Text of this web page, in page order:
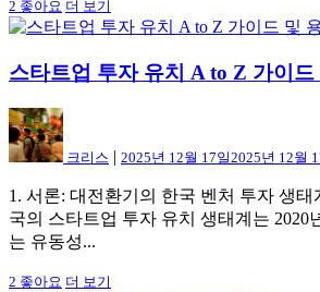
2 좋아요 더 보기
스타트업 투자 유치 A to Z 가이
크리스 | 2025년 12월 17일2025년 12월
1. 서론: 대전환기의 한국 벤처 투자 생태
국의 스타트업 투자 유치 생태계는 2020
는 유동성...
2 좋아요 더 보기